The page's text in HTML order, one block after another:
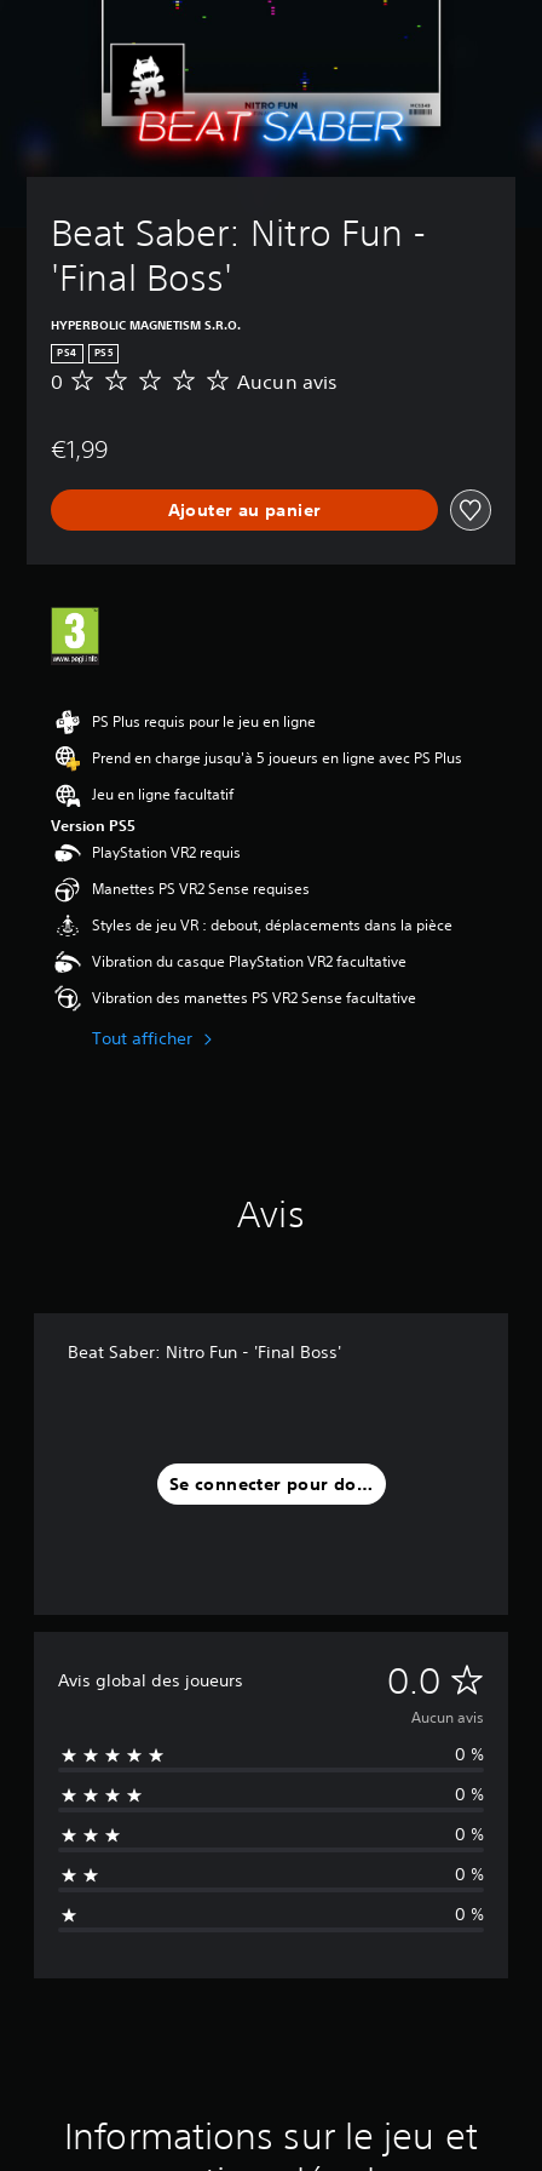
Beat Saber: Nitro Fun -
'Final Boss'
HYPERBOLIC MAGNETISM S.R.O.
PS4 PS5
A
u
a
v
0 Aucun avis
€1,99
Ajouter au panier
PS Plus requis pour le jeu en ligne
Prend en charge jusqu'à 5 joueurs en ligne avec PS Plus
Jeu en ligne facultatif
Version PS5
PlayStation VR2 requis
Manettes PS VR2 Sense requises
Styles de jeu VR : debout, déplacements dans la pièce
Vibration du casque PlayStation VR2 facultative
Vibration des manettes PS VR2 Sense facultative
Tout afficher
Avis
Beat Saber: Nitro Fun - 'Final Boss'
Se connecter pour donner un avis
Avis global des joueurs 0.0 A
u
c
u
n
a
i
Aucun avis
0 %
0 %
0 %
0 %
0 %
Informations sur le jeu et